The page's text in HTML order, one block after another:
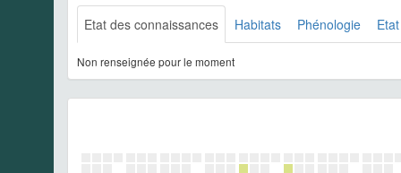
Etat des connaissances Habitats Phénologie
Non renseignée pour le moment